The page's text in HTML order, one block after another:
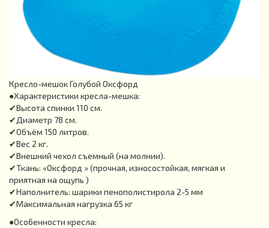
Кресло-мешок Голубой Оксфорд
●Характеристики кресла-мешка:
✔Высота спинки 110 см.
✔Диаметр 78 см.
✔Объём 150 литров.
✔Вес 2 кг.
✔Внешний чехол съемный (на молнии).
✔Ткань: «Оксфорд » (прочная, износостойкая, мягкая и
приятная на ощупь )
✔Наполнитель: шарики пенополистирола 2-5 мм
✔Максимальная нагрузка 65 кг
●Особенности кресла: